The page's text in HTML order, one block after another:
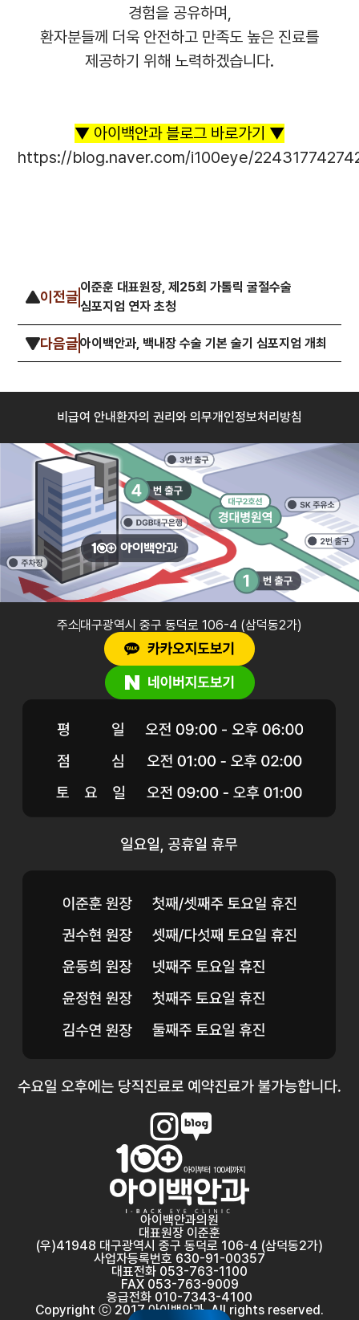
경험을 공유하며,
환자분들께 더욱 안전하고 만족도 높은 진료를
제공하기 위해 노력하겠습니다.
▼ 아이백안과 블로그 바로가기 ▼
https://blog.naver.com/i100eye/
이전글
이준훈 대표원장, 제25회 가톨릭 굴절수술
심포지엄 연자 초청
다음글아이백안과, 백내장 수술 기본 술기 심포지엄 개최
비급여 안내환자의 권리와 의무개인정보처리방침
주소대구광역시 중구 동덕로 106-4 (삼덕동2가)
아이백안과의원
대표원장 이준훈
(우)41948 대구광역시 중구 동덕로 106-4 (삼덕동2가)
사업자등록번호 630-91-00357
대표전화 053-763-1100
FAX 053-763-9009
응급전화 010-7343-4100
Copyright ⓒ 2017 아이백안과. All rights reserved.